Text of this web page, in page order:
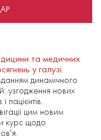
та медичних
у галузі.
динамічного
узгодження нових
пацієнтів.
цим новим
курс щодо